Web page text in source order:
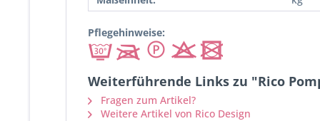
Pflegehinweise:
Weiterführende Links zu "Rico
Fragen zum Artikel?
Weitere Artikel von Rico Design